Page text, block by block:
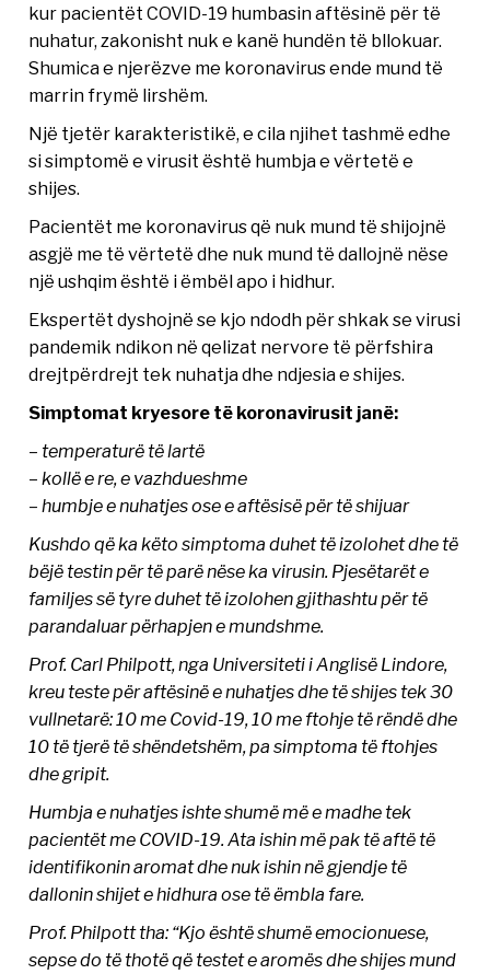
kur pacientët COVID-19 humbasin aftësinë për të
nuhatur, zakonisht nuk e kanë hundën të bllokuar.
Shumica e njerëzve me koronavirus ende mund të
marrin frymë lirshëm.
Një tjetër karakteristikë, e cila njihet tashmë edhe
si simptomë e virusit është humbja e vërtetë e
shijes.
Pacientët me koronavirus që nuk mund të shijojnë
asgjë me të vërtetë dhe nuk mund të dallojnë nëse
një ushqim është i ëmbël apo i hidhur.
Ekspertët dyshojnë se kjo ndodh për shkak se virusi
pandemik ndikon në qelizat nervore të përfshira
drejtpërdrejt tek nuhatja dhe ndjesia e shijes.
Simptomat kryesore të koronavirusit janë:
– temperaturë të lartë
– kollë e re, e vazhdueshme
– humbje e nuhatjes ose e aftësisë për të shijuar
Kushdo që ka këto simptoma duhet të izolohet dhe të
bëjë testin për të parë nëse ka virusin. Pjesëtarët e
familjes së tyre duhet të izolohen gjithashtu për të
parandaluar përhapjen e mundshme.
Prof. Carl Philpott, nga Universiteti i Anglisë Lindore,
kreu teste për aftësinë e nuhatjes dhe të shijes tek 30
vullnetarë: 10 me Covid-19, 10 me ftohje të rëndë dhe
10 të tjerë të shëndetshëm, pa simptoma të ftohjes
dhe gripit.
Humbja e nuhatjes ishte shumë më e madhe tek
pacientët me COVID-19. Ata ishin më pak të aftë të
identifikonin aromat dhe nuk ishin në gjendje të
dallonin shijet e hidhura ose të ëmbla fare.
Prof. Philpott tha: “Kjo është shumë emocionuese,
sepse do të thotë që testet e aromës dhe shijes mund